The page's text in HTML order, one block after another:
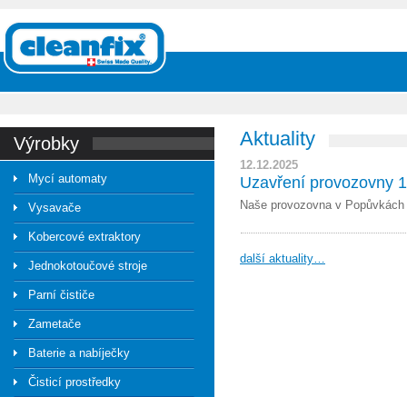
výrobky
Mycí automaty
Vysavače
Kobercové extraktory
Jednokotoučové stroje
Parní čističe
Zametače
Baterie a nabíječky
Čisticí prostředky
Aktuality
12.12.2025
Uzavření provozovny
Naše provozovna v
další aktuality…